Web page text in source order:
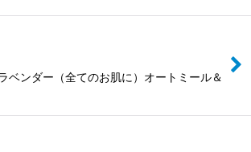
ンダー（全てのお肌に）オートミール＆